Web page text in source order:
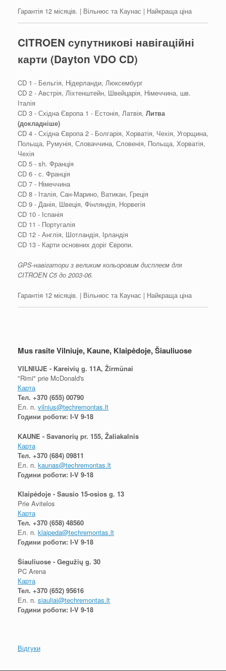
Гарантія 12 місяців. | Вільнюс та Каунас | Найкраща ціна
CITROEN супутникові навігаційні
карти (Dayton VDO CD)
CD 1 - Бельгія, Нідерланди, Люксембург
CD 2 - Австрія, Ліхтенштейн, Швейцарія, Німеччина, шв.
Італія
CD 3 - Східна Європа 1 - Естонія, Латвія, Литва
(докладніше)
CD 4 - Східна Європа 2 - Болгарія, Хорватія, Чехія, Угорщина,
Польща, Румунія, Словаччина, Словенія, Польща, Хорватія,
Чехія
CD 5 - sh. Франція
CD 6 - с. Франція
CD 7 - Німеччина
CD 8 - Італія, Сан-Марино, Ватикан, Греція
CD 9 - Данія, Швеція, Фінляндія, Норвегія
CD 10 - Іспанія
CD 11 - Португалія
CD 12 - Англія, Шотландія, Ірландія
CD 13 - Карти основних доріг Європи.
GPS-навігатори з великим кольоровим дисплеєм для
CITROEN C5 до 2003-06.
Гарантія 12 місяців. | Вільнюс та Каунас | Найкраща ціна
Mus rasite Vilniuje, Kaune, Klaipėdoje, Šiauliuose
VILNIUJE - Kareivių g. 11A, Žirmūnai
"Rimi" prie McDonald's
Карта
Тел. +370 (655) 00790
Ел. п. vilnius@techremontas.lt
Години роботи: I-V 9-18
KAUNE - Savanorių pr. 155, Žaliakalnis
Карта
Тел. +370 (684) 09811
Ел. п. kaunas@techremontas.lt
Години роботи: I-V 9-18
Klaipėdoje - Sausio 15-osios g. 13
Prie Avitelos
Карта
Тел. +370 (658) 48560
Ел. п. klaipeda@techremontas.lt
Години роботи: I-V 9-18
Šiauliuose - Gegužių g. 30
PC Arena
Карта
Тел. +370 (652) 95616
Ел. п. siauliai@techremontas.lt
Години роботи: I-V 9-18
Відгуки